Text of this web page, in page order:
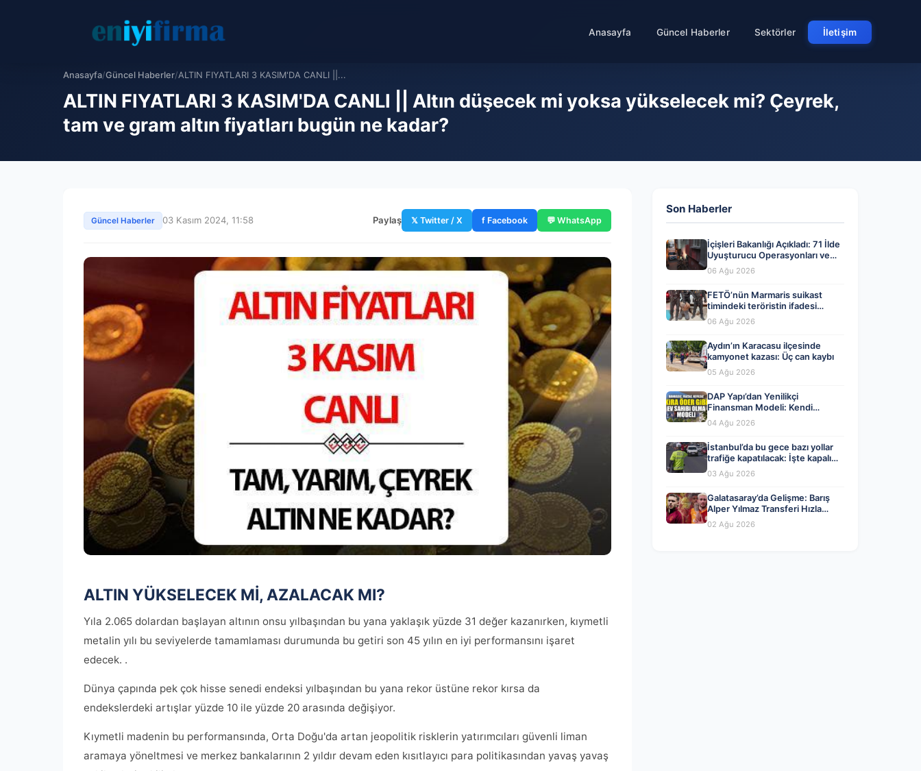
Anasayfa Güncel Haberler Sektörler İletişim
Anasayfa/Güncel Haberler/ALTIN ​​FIYATLARI 3 KASIM'DA CANLI ||...
ALTIN ​​FIYATLARI 3 KASIM'DA CANLI || Altın düşecek mi yoksa yükselecek mi? Çeyrek,
tam ve gram altın fiyatları bugün ne kadar?
Güncel Haberler 03 Kasım 2024, 11:58 Paylaş 𝕏 Twitter / X f Facebook 💬 WhatsApp
ALTIN ​​YÜKSELECEK Mİ, AZALACAK MI?
Yıla 2.065 dolardan başlayan altının onsu yılbaşından bu yana yaklaşık yüzde 31 değer kazanırken, kıymetli
metalin yılı bu seviyelerde tamamlaması durumunda bu getiri son 45 yılın en iyi performansını işaret
edecek. .
Dünya çapında pek çok hisse senedi endeksi yılbaşından bu yana rekor üstüne rekor kırsa da
endekslerdeki artışlar yüzde 10 ile yüzde 20 arasında değişiyor.
Kıymetli madenin bu performansında, Orta Doğu'da artan jeopolitik risklerin yatırımcıları güvenli liman
aramaya yöneltmesi ve merkez bankalarının 2 yıldır devam eden kısıtlayıcı para politikasından yavaş yavaş
Son Haberler
İçişleri Bakanlığı Açıkladı: 71 İlde
Uyuşturucu Operasyonları ve
Tutuklamalar
06 Ağu 2026
FETÖ’nün Marmaris suikast
timindeki teröristin ifadesi
ortaya çıktı. Gizli toplantıyı
anlattı
06 Ağu 2026
Aydın’ın Karacasu ilçesinde
kamyonet kazası: Üç can kaybı
05 Ağu 2026
DAP Yapı’dan Yenilikçi
Finansman Modeli: Kendi
Kendini Ödeyen Evler Ataşehir
173’te Başladı
04 Ağu 2026
İstanbul’da bu gece bazı yollar
trafiğe kapatılacak: İşte kapalı
yollar ve alternatif güzergahlar
03 Ağu 2026
Galatasaray’da Gelişme: Barış
Alper Yılmaz Transferi Hızla
Değişiyor
02 Ağu 2026